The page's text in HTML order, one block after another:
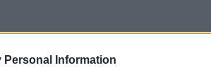
Personal Information